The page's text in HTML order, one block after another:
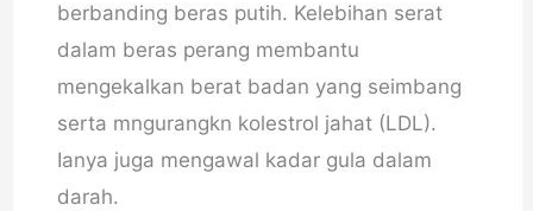
berbanding beras putih. Kelebihan serat
dalam beras perang membantu
mengekalkan berat badan yang seimbang
serta mngurangkn kolestrol jahat (LDL).
Ianya juga mengawal kadar gula dalam
darah.